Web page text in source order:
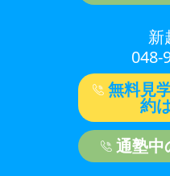
新
048-
無料見
約
通塾中